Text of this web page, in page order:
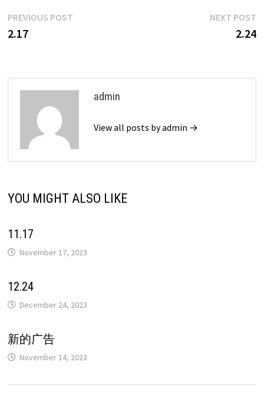
Post
navigation
PREVIOUS POSTPrevious
2.17
NEXT POST
2.24
admin
View all posts by admin →
YOU MIGHT ALSO LIKE
11.17
November 17, 2023
12.24
December 24, 2023
新的广告
November 14, 2023